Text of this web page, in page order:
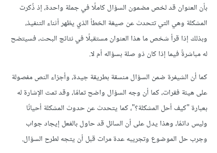
بأن العنوان قد لخص مضمون السؤال كاملًا في جملة واحدة، إذ ذُكرت
المشكلة وهي التي تتحدث عن صيغة الخطأ الذي يظهر أثناء التنفيذ،
وبذلك إذا قرأ شخص ما هذا العنوان مستقبلًا في نتائج البحث، فسيتضح
له مباشرةً فيما إذا كان ذو صلة بسؤاله أم لا.
كما أن الشيفرة ضمن السؤال منسقة بطريقة جيدة، وأجزاء النص مفصولة
على هيئة فقرات، كما أن وجه السؤال واضح تمامًا، وقد تمت الإشارة له
بعبارة "كيف أحل المشكلة؟"، كما يتحدث عن حدوث المشكلة أحيانًا
وليس دائمًا، وهذا يدل على أن السائل قد حاول بالفعل إيجاد جواب
وجرب حل الموضوع وتجريبه عدة مرات قبل أن يتجه لطرح السؤال.